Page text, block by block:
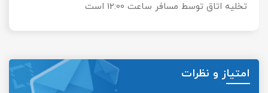
تخلیه اتاق توسط مسافر ساعت 12:00 است
امتیاز و نظرات